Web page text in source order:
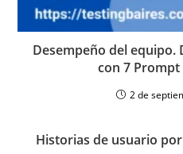
Desempeño del equipo.
con 7
2 de
Historias de usuario